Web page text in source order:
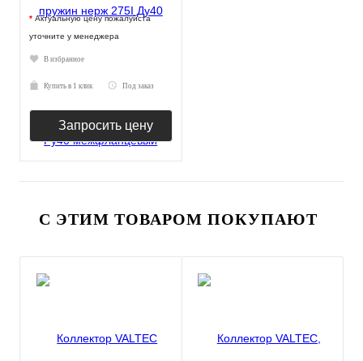
* Актуальную цену пожалуйста
уточните у менеджера
В избранное
Купить в 1 клик Под заказ
Запросить цену
С ЭТИМ ТОВАРОМ ПОКУПАЮТ